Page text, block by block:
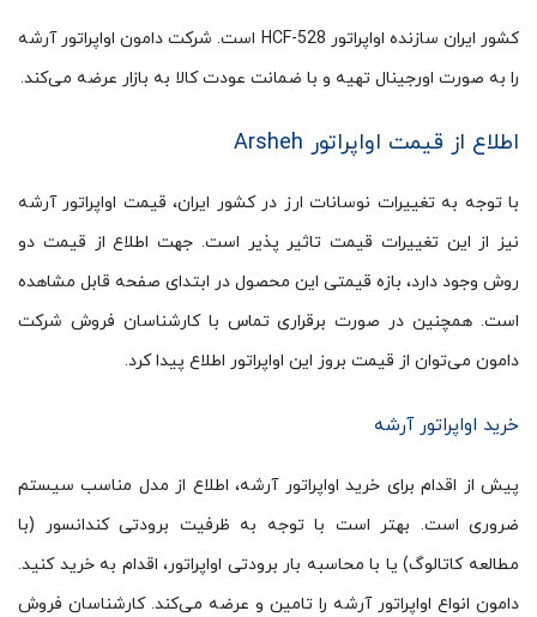
کشور ایران سازنده اواپراتور HCF-528 است. شرکت دامون اواپراتور آرشه
را به صورت اورجینال تهیه و با ضمانت عودت کالا به بازار عرضه می‌کند.
اطلاع از قیمت اواپراتور Arsheh
با توجه به تغییرات نوسانات ارز در کشور ایران، قیمت اواپراتور آرشه
نیز از این تغییرات قیمت تاثیر پذیر است. جهت اطلاع از قیمت دو
روش وجود دارد، بازه قیمتی این محصول در ابتدای صفحه قابل مشاهده
است. همچنین در صورت برقراری تماس با کارشناسان فروش شرکت
دامون می‌توان از قیمت بروز این اواپراتور اطلاع پیدا کرد.
خرید اواپراتور آرشه
پیش از اقدام برای خرید اواپراتور آرشه، اطلاع از مدل مناسب سیستم
ضروری است. بهتر است با توجه به ظرفیت برودتی کندانسور (با
مطالعه کاتالوگ) یا با محاسبه بار برودتی اواپراتور، اقدام به خرید کنید.
دامون انواع اواپراتور آرشه را تامین و عرضه می‌کند. کارشناسان فروش